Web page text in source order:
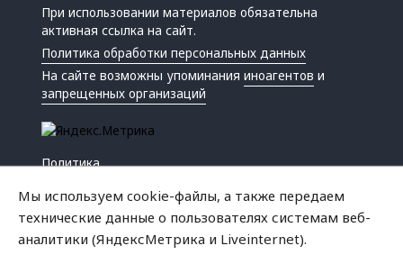
При использовании материалов обязательна
активная ссылка на сайт.
Политика обработки персональных данных
На сайте возможны упоминанияиноагентов и
запрещенных организаций
Политика
Мы используем cookie-файлы, а также передаем
технические данные о пользователях системам веб-
аналитики (ЯндексМетрика и Liveinternet).